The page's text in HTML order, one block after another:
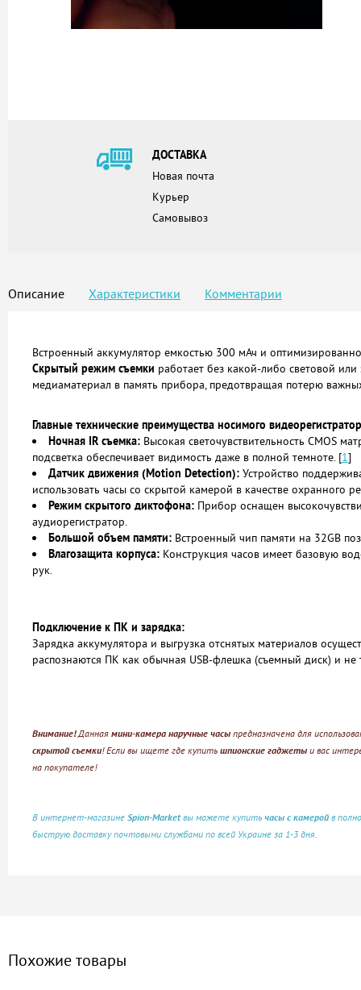
ДОСТАВКА
Новая почта
Курьер
Самовывоз
Описание Характеристики Комментарии
Встроенный аккумулятор емкостью 300 мАч и
Скрытый режим съемки работает без какой-либо световой
медиаматериал в память прибора, предотвращая потерю
Главные технические преимущества носимого
Ночная IR съемка: Высокая светочувствительность CMOS
подсветка обеспечивает видимость даже в полной темноте.[1]
Датчик движения (Motion Detection): Устройство
использовать часы со скрытой камерой в качестве охранного
Режим скрытого диктофона: Прибор оснащен
аудиорегистратор.
Большой объем памяти: Встроенный чип памяти на 32GB
Влагозащита корпуса: Конструкция часов имеет базовую
рук.
Подключение к ПК и зарядка:
Зарядка аккумулятора и выгрузка отснятых материалов
распознаются ПК как обычная USB-флешка (съемный диск) и
Внимание!Данная мини-камера наручные часы предназначена для
скрытой съемки! Если вы ищете где купить шпионские гаджеты и вас
на покупателе!
В интернет-магазине Spion-Marketвы можете купить часы с камерой в
быструю доставку почтовыми службами по всей Украине за 1-3 дня.
Похожие товары